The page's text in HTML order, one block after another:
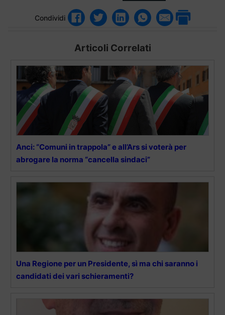
Condividi
Articoli Correlati
Anci: “Comuni in trappola” e all’Ars si voterà per
abrogare la norma “cancella sindaci”
Una Regione per un Presidente, sì ma chi saranno i
candidati dei vari schieramenti?